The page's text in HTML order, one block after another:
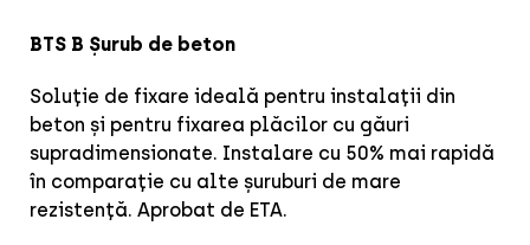
BTS B Șurub de beton
Soluție de fixare ideală pentru instalații din
beton și pentru fixarea plăcilor cu găuri
supradimensionate. Instalare cu 50% mai rapidă
în comparație cu alte șuruburi de mare
rezistență. Aprobat de ETA.